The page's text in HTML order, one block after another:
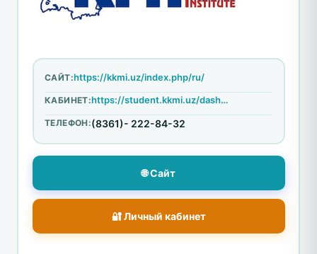
САЙТ:https://kkmi.uz/index.php/ru/
КАБИНЕТ: https://student.kkmi.uz/dashboard/login
ТЕЛЕФОН:(8361)- 222-84-32
🌐 Сайт
🔐 Личный кабинет